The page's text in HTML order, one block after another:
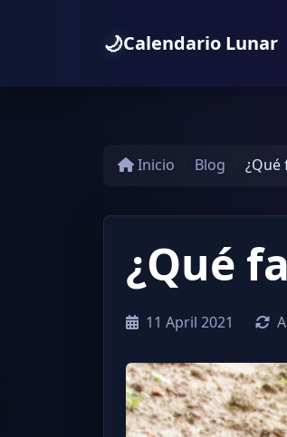
🌙Calendario Lunar
Inicio Blog ¿Qué
¿Qué
11 April 2021